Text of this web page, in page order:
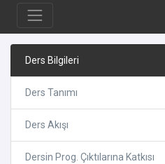
Ders Bilgileri
Ders Tanımı
Ders Akışı
Dersin Prog. Çıktılarına Katkısı